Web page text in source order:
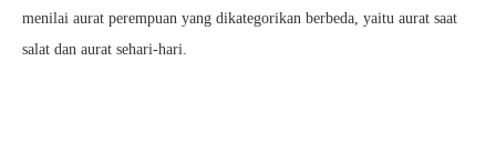
menilai aurat perempuan yang dikategorikan berbeda, yaitu aurat saat
salat dan aurat sehari-hari.